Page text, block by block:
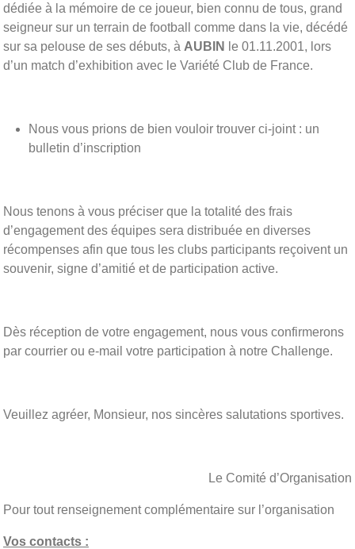
dédiée à la mémoire de ce joueur, bien connu de tous, grand
seigneur sur un terrain de football comme dans la vie, décédé
sur sa pelouse de ses débuts, à AUBIN
le 01.11.2001, lors
d’un match d’exhibition avec le Variété Club de France.
Nous vous prions de bien vouloir trouver ci-joint : un
bulletin d’inscription
Nous tenons à vous préciser que la totalité des frais
d’engagement des équipes sera distribuée en diverses
récompenses afin que tous les clubs participants reçoivent un
souvenir, signe d’amitié et de participation active.
Dès réception de votre engagement, nous vous confirmerons
par courrier ou e-mail votre participation à notre Challenge.
Veuillez agréer, Monsieur, nos sincères salutations sportives.
Le Comité d’Organisation
Pour tout renseignement complémentaire sur l’organisation
Vos contacts :